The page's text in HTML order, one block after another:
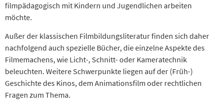
filmpädagogisch mit Kindern und Jugendlichen arbeiten
möchte.
Außer der klassischen Filmbildungsliteratur finden sich daher
nachfolgend auch spezielle Bücher, die einzelne Aspekte des
Filmemachens, wie Licht-, Schnitt- oder Kameratechnik
beleuchten. Weitere Schwerpunkte liegen auf der (Früh-)
Geschichte des Kinos, dem Animationsfilm oder rechtlichen
Fragen zum Thema.